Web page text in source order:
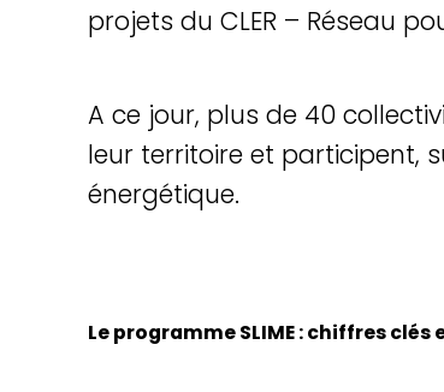
projets du CLER – Réseau
A ce jour, plus de 40
leur territoire et participent,
énergétique.
Le programme SLIME : chiffres